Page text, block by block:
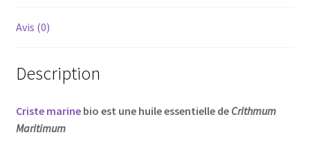
Avis (0)
Description
Criste marinebio est une huile essentielle de Crithmum
Maritimum